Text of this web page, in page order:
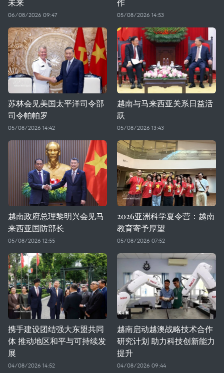
未来
06/08/2026 09:47
作
05/08/2026 14:53
苏林会见美国太平洋司令部
司令帕帕罗
05/08/2026 14:42
越南与马来西亚关系日益活
跃
05/08/2026 13:43
越南政府总理黎明兴会见马
来西亚国防部长
05/08/2026 12:55
2026亚洲科学夏令营：越南
教育寄予厚望
05/08/2026 07:52
携手建设团结强大东盟共同
体 推动地区和平与可持续发
展
04/08/2026 14:52
越南启动越澳战略技术合作
研究计划 助力科技创新能力
提升
04/08/2026 09:44